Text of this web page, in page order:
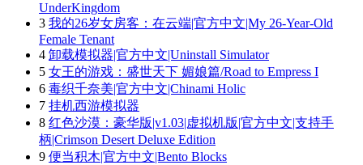
UnderKingdom
3 我的26岁女房客：在云端|官方中文|My 26-Year-Old
Female Tenant
4 卸载模拟器|官方中文|Uninstall Simulator
5 女王的游戏：盛世天下 媚娘篇/Road to Empress I
6 毒织千奈美|官方中文|Chinami Holic
7 挂机西游模拟器
8 红色沙漠：豪华版|v1.03|虚拟机版|官方中文|支持手
柄|Crimson Desert Deluxe Edition
9 便当积木|官方中文|Bento Blocks